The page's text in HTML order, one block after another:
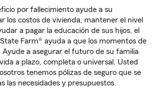
por fallecimiento ayude a su
los costos de vivienda, mantener el nivel
a pagar la educación de sus hijos, el
Farm® ayuda a que los momentos de
a asegurar el futuro de su familia
a plazo, completa o universal. Usted
tenemos pólizas de seguro que se
las necesidades y presupuestos.